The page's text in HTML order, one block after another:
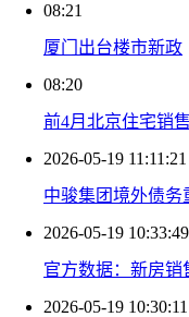
08:21
厦门出台楼市新政
08:20
前4月北京住宅销
2026-05-19 11:11:21
中骏集团境外债务
2026-05-19 10:33:49
官方数据：新房销
2026-05-19 10:30:11